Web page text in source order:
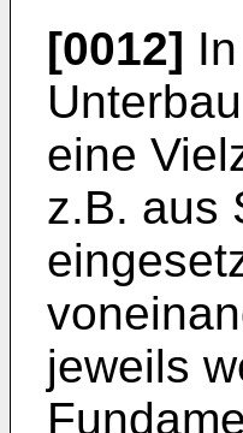
[0012]
eine
z.B. aus
jeweils